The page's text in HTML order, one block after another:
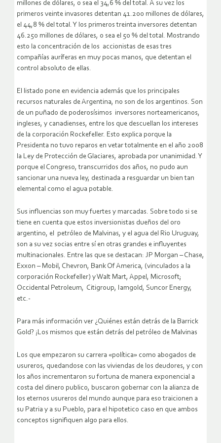
millones de dólares, o sea el 34,6 % del total. A su vez los
primeros veinte invasores detentan 41.200 millones de dólares,
el 44,8 % del total. Y los primeros treinta inversores detentan
46.250 millones de dólares, o sea el 50 % del total. Mostrando
esto la concentración de los accionistas de esas tres
compañías auríferas en muy pocas manos, que detentan el
control absoluto de ellas.
El listado pone en evidencia además que los principales
recursos naturales de Argentina, no son de los argentinos. Son
de un puñado de poderosísimos inversores norteamericanos,
ingleses, y canadienses, entre los que descuellan los intereses
de la corporación Rockefeller. Esto explica porque la
Presidenta no tuvo reparos en vetar totalmente en el año 2008
la Ley de Protección de Glaciares, aprobada por unanimidad. Y
porque el Congreso, transcurridos dos años, no pudo aun
sancionar una nueva ley, destinada a resguardar un bien tan
elemental como el agua potable.
Sus influencias son muy fuertes y marcadas. Sobre todo si se
tiene en cuenta que estos inversionistas dueños del oro
argentino, el petróleo de Malvinas, y el agua del Rio Uruguay,
son a su vez socias entre sí en otras grandes e influyentes
multinacionales. Entre las que se destacan: JP Morgan – Chase,
Exxon – Mobil, Chevron, Bank Of America, (vinculados a la
corporación Rockefeller) y Walt Mart, Appel, Microsoft;
Occidental Petroleum, Citigroup, Iamgold, Suncor Energy,
etc.-
Para más información ver ¿Quiénes están detrás de la Barrick
Gold? ¡Los mismos que están detrás del petróleo de Malvinas
Los que empezaron su carrera «política» como abogados de
usureros, quedandose con las viviendas de los deudores, y con
los años incrementaron su fortuna de manera exponencial a
costa del dinero publico, buscaron gobernar con la alianza de
los eternos usureros del mundo aunque para eso traicionen a
su Patria y a su Pueblo, para el hipotetico caso en que ambos
conceptos signifiquen algo para ellos.